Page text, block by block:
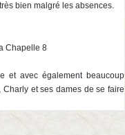
bien malgré les absences.
Chapelle 8
et avec également beaucoup
et ses dames de se faire